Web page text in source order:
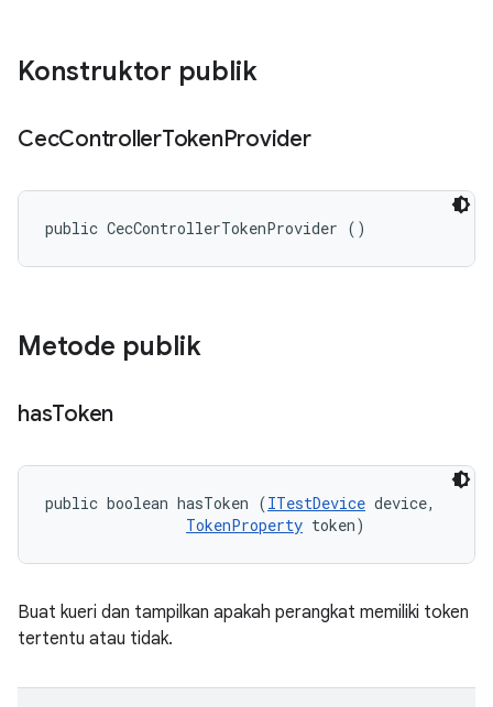
Konstruktor publik
CecControllerTokenProvider
public CecControllerTokenProvider ()
Metode publik
hasToken
public boolean hasToken (ITestDevice device,
TokenProperty token)
Buat kueri dan tampilkan apakah perangkat memiliki token
tertentu atau tidak.